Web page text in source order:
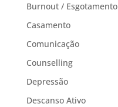
Burnout / Esgotamento
Casamento
Comunicação
Counselling
Depressão
Descanso Ativo